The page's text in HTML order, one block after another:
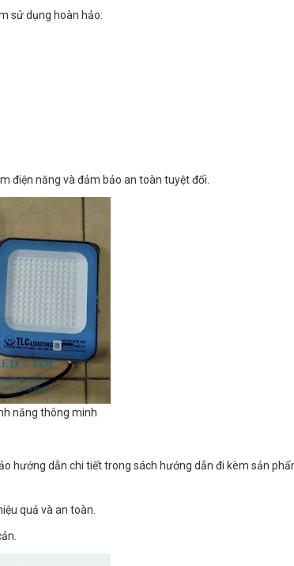
sử dụng hoàn hảo:
điện năng và đảm bảo an toàn tuyệt đối.
năng thông minh
hướng dẫn chi tiết trong sách hướng dẫn đi kèm sản
quả và an toàn.